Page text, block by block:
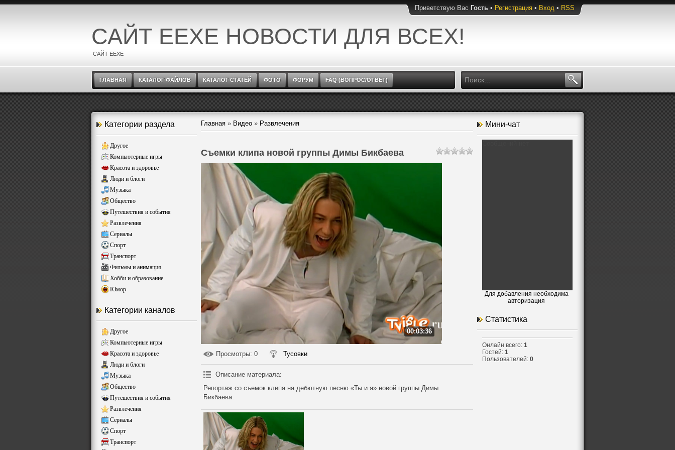
Приветствую Вас Гость • Регистрация • Вход • RSS
САЙТ EEXE НОВОСТИ ДЛЯ ВСЕХ!
САЙТ EEXE
ГЛАВНАЯ КАТАЛОГ ФАЙЛОВ КАТАЛОГ СТАТЕЙ ФОТО ФОРУМ FAQ (ВОПРОС/ОТВЕТ)
Категории раздела
Другое
Компьютерные игры
Красота и здоровье
Люди и блоги
Музыка
Общество
Путешествия и события
Развлечения
Сериалы
Спорт
Транспорт
Фильмы и анимация
Хобби и образование
Юмор
Категории каналов
Другое
Компьютерные игры
Красота и здоровье
Люди и блоги
Музыка
Общество
Путешествия и события
Развлечения
Сериалы
Спорт
Транспорт
Главная » Видео » Развлечения
Съемки клипа новой группы Димы Бикбаева
00:03:36
Просмотры: 0 Тусовки
Описание материала:
Репортаж со съемок клипа на дебютную песню «Ты и я» новой группы Димы
Бикбаева.
Мини-чат
Для добавления необходима
авторизация
Статистика
Онлайн всего: 1
Гостей: 1
Пользователей: 0